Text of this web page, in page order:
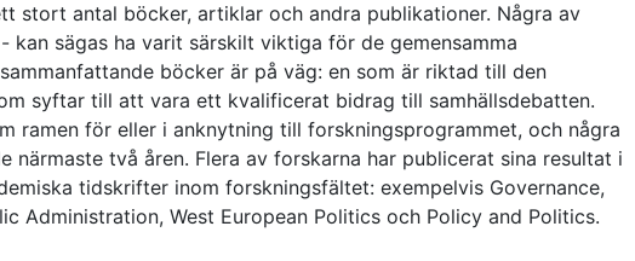
stort antal böcker, artiklar och andra publikationer. Några av
sägas ha varit särskilt viktiga för de gemensamma
böcker är på väg: en som är riktad till den
syftar till att vara ett kvalificerat bidrag till samhällsdebatten.
ramen för eller i anknytning till forskningsprogrammet, och några
närmaste två åren. Flera av forskarna har publicerat sina resultat i
tidskrifter inom forskningsfältet: exempelvis Governance,
Administration, West European Politics och Policy and Politics.